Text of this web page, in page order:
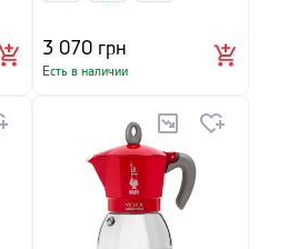
3 070 грн
Есть в наличии